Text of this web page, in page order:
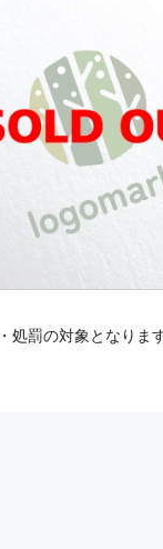
罰の対象となります